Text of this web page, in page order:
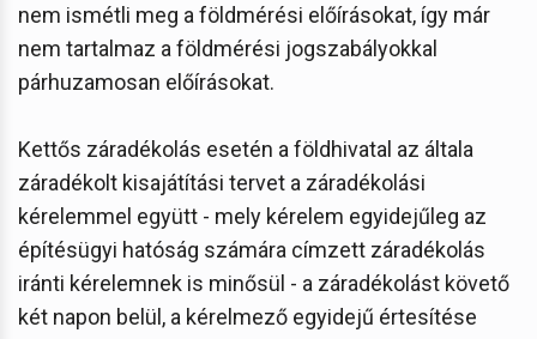
nem ismétli meg a földmérési előírásokat, így már
nem tartalmaz a földmérési jogszabályokkal
párhuzamosan előírásokat.
Kettős záradékolás esetén a földhivatal az általa
záradékolt kisajátítási tervet a záradékolási
kérelemmel együtt - mely kérelem egyidejűleg az
építésügyi hatóság számára címzett záradékolás
iránti kérelemnek is minősül - a záradékolást követő
két napon belül, a kérelmező egyidejű értesítése